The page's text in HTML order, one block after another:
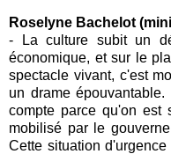
Roselyne Bachelot
- La culture subit un
économique, et sur le
spectacle vivant, c'est
un drame
compte parce qu'on est
mobilisé par le
Cette situation